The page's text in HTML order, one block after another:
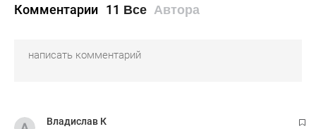
Комментарии 11 Все Автора
Владислав К